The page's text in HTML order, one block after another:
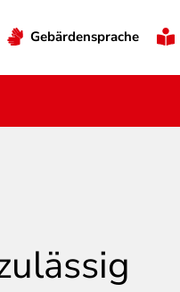
Gebärdensprache